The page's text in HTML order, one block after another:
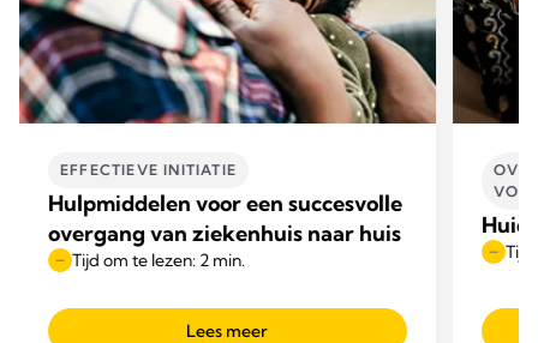
EFFECTIEVE INITIATIE
Hulpmiddelen voor een succesvolle
overgang van ziekenhuis naar huis
Tijd om te lezen: 2 min.
Lees meer
Tijd